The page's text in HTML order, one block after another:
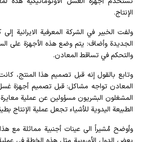
الإنتاج.
ولفت الخبير في الشركة المعرفية الايرانية
الجديدة وأضاف: يتم وضع هذه الأجهزة على
والتحكم في تساقط المعادن.
وتابع بالقول إنه قبل تصميم هذا المنتج،
المعادن تواجه مشاكل: قبل تصميم أجهزة غسل
المشغلون البشريون مسؤولين عن عملية
الطبيعة اليدوية للأشياء تجعل عملية الإنتاج
وأوضح مُشيراً الى عينات أجنبية مماثلة مع